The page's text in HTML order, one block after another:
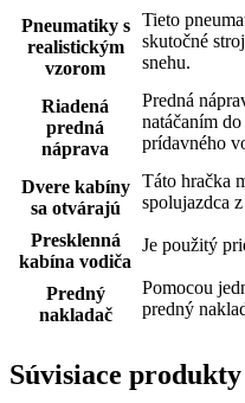
Pneumatiky s
realistickým
vzorom
Tieto
skutočné
snehu.
Riadená
predná
náprava
Predná
natáčaním
prídavného
Dvere kabíny
sa otvárajú
Táto hračka
spolujazdca
Presklenná
kabína vodiča
Je použitý
Predný
nakladač
Pomocou
predný
Súvisiace produkty